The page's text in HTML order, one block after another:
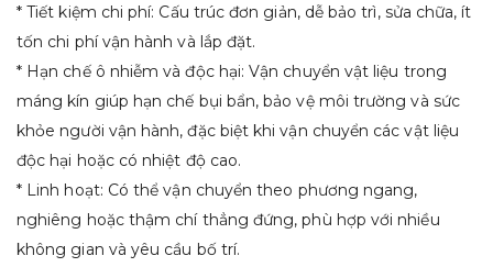
* Tiết kiệm chi phí: Cấu trúc đơn giản, dễ bảo trì, sửa chữa, ít
tốn chi phí vận hành và lắp đặt.
* Hạn chế ô nhiễm và độc hại: Vận chuyển vật liệu trong
máng kín giúp hạn chế bụi bẩn, bảo vệ môi trường và sức
khỏe người vận hành, đặc biệt khi vận chuyển các vật liệu
độc hại hoặc có nhiệt độ cao.
* Linh hoạt: Có thể vận chuyển theo phương ngang,
nghiêng hoặc thậm chí thẳng đứng, phù hợp với nhiều
không gian và yêu cầu bố trí.